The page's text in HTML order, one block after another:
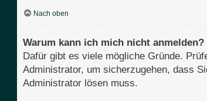
Nach oben
Warum kann ich mich nicht anmelden?
Dafür gibt es viele mögliche Gründe.
Administrator, um sicherzugehen, dass
Administrator lösen muss.